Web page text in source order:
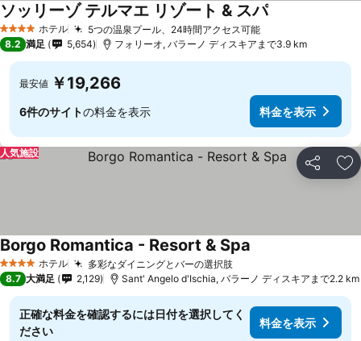
4 ホテルのランク
ホテル 5つの温泉プール、24時間アクセス可能
ソッリーゾ テルマエ リゾート & スパ
8.2 満足 5,654 フォリーオ, バラーノ ディスキアまで3.9 km
最安値 ￥19,266
6件のサイトの料金を表示 料金を表示
シェア お
人気施設
4 ホテルのランク
ホテル 多彩なダイニングとバーの選択肢
Borgo Romantica - Resort & Spa
8.7 大満足 2,129 Sant' Angelo d'Ischia, バラーノ ディスキアまで2.2 km
正確な料金を確認するには日付を選択してく
ださい
料金を表示